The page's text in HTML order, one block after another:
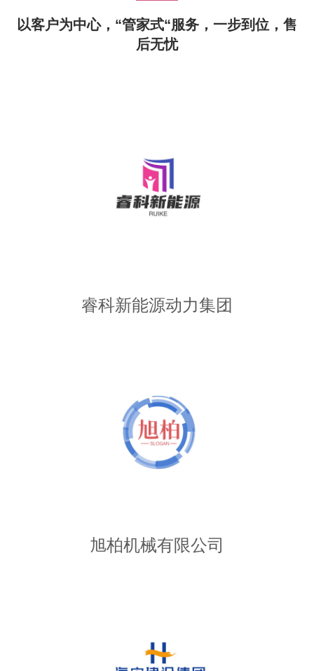
以客户为中心，“管家式“服务，一步到位，售
后无忧
睿科新能源动力集团
旭柏机械有限公司